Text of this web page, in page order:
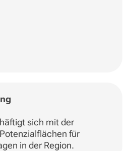
sich mit der
für
in der Region.